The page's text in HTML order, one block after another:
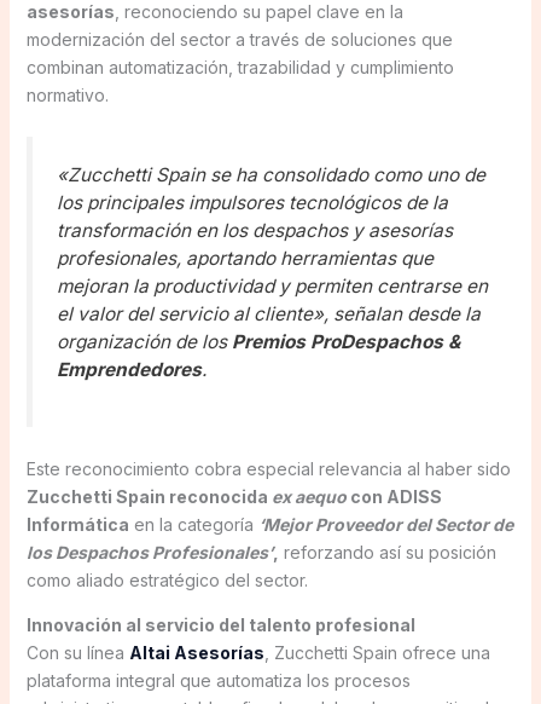
asesorías , reconociendo su papel clave en la
modernización del sector a través de soluciones que
combinan automatización, trazabilidad y cumplimiento
normativo.
«Zucchetti Spain se ha consolidado como uno de
los principales impulsores tecnológicos de la
transformación en los despachos y asesorías
profesionales, aportando herramientas que
mejoran la productividad y permiten centrarse en
el valor del servicio al cliente», señalan desde la
organización de los Premios ProDespachos &
Emprendedores.
Este reconocimiento cobra especial relevancia al haber sido
Zucchetti Spain reconocida ex aequocon ADISS
Informática en la categoría ‘Mejor Proveedor del Sector de
los Despachos Profesionales’, reforzando así su posición
como aliado estratégico del sector.
Innovación al servicio del talento profesional
Con su línea Altai Asesorías , Zucchetti Spain ofrece una
plataforma integral que automatiza los procesos